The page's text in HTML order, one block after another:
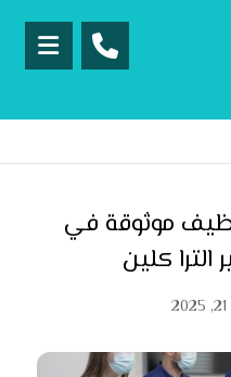
موثوقة في
الترا كلين